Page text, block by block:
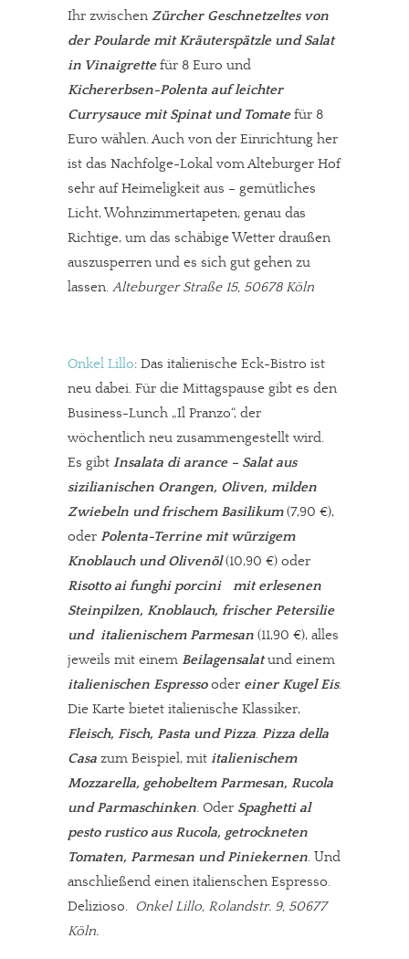
Ihr zwischen Zürcher Geschnetzeltes von
der Poularde mit Kräuterspätzle und Salat
in Vinaigrettefür 8 Euro und
Kichererbsen-Polenta auf leichter
Currysauce mit Spinat und Tomatefür 8
Euro wählen. Auch von der Einrichtung her
ist das Nachfolge-Lokal vom Alteburger Hof
sehr auf Heimeligkeit aus – gemütliches
Licht, Wohnzimmertapeten, genau das
Richtige, um das schäbige Wetter draußen
auszusperren und es sich gut gehen zu
lassen. Alteburger Straße 15, 50678 Köln
Onkel Lillo: Das italienische Eck-Bistro ist
neu dabei. Für die Mittagspause gibt es den
Business-Lunch „Il Pranzo“, der
wöchentlich neu zusammengestellt wird.
Es gibt Insalata di arance – Salat aus
sizilianischen Orangen, Oliven, milden
Zwiebeln und frischem Basilikum(7,90 €),
oder Polenta-Terrine mit würzigem
Knoblauch und Olivenöl(10,90 €) oder
Risotto ai funghi porcini mit erlesenen
Steinpilzen, Knoblauch, frischer Petersilie
und italienischem Parmesan (11,90 €), alles
jeweils mit einem Beilagensalatund einem
italienischen Espressooder einer Kugel Eis.
Die Karte bietet italienische Klassiker,
Fleisch, Fisch, Pasta und Pizza. Pizza della
Casa zum Beispiel, mit italienischem
Mozzarella, gehobeltem Parmesan, Rucola
und Parmaschinken. Oder Spaghetti al
pesto rustico aus Rucola, getrockneten
Tomaten, Parmesan und Piniekernen. Und
anschließend einen italienschen Espresso.
Delizioso. Onkel Lillo, Rolandstr. 9, 50677
Köln.